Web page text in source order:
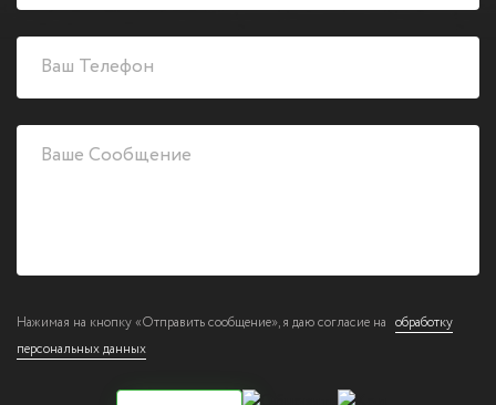
Нажимая на кнопку «Отправить сообщение», я даю согласие на обработку
персональных данных